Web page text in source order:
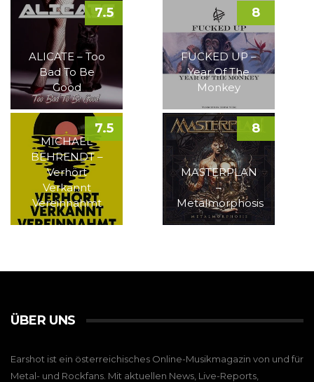
ALICATE – Too
Bad To Be
Good
7.5
FUCKED UP –
Year Of The
Monkey
8
MICHAEL
BEHRENDT –
Verhört
Verkannt
Vereinnahmt
7.5
MASTERPLAN
–
Metalmorphosis
8
ÜBER UNS
Earshot ist ein österreichisches Online-Musikmagazin von und für
Metal- und Rockfans. Mit aktuellen News, Live-Reports,